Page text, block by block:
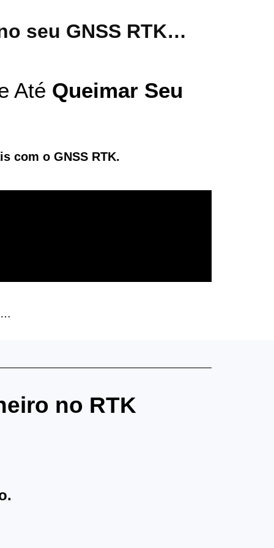
seu GNSS RTK…
Até Queimar Seu
com o GNSS RTK.
no RTK